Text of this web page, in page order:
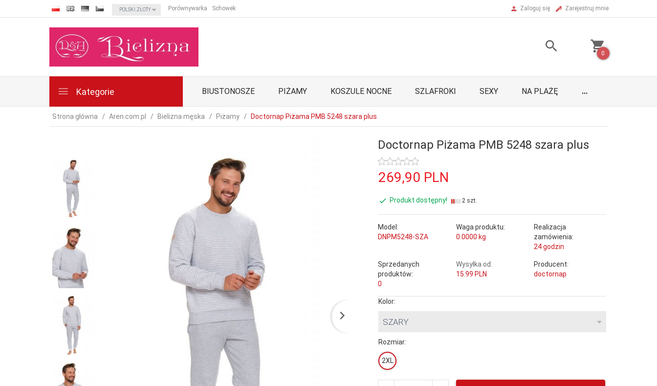
currency_h
POLSKI ZŁOTY Porównywarka Schowek Zaloguj się Zarejestruj mnie
0
Kategorie BIUSTONOSZE PIŻAMY KOSZULE NOCNE SZLAFROKI SEXY NA PLAŻĘ ...
Strona główna Aren.com.pl Bielizna męska Piżamy Doctornap Piżama PMB 5248 szara plus
Doctornap Piżama PMB 5248 szara plus
269,90 PLN
Produkt dostępny! 2 szt.
Model:
DNPM5248-SZA
Waga produktu:
0.0000 kg
Realizacja
zamówienia:
24 godzin
Sprzedanych
produktów:
0
Wysyłka od:
15.99 PLN
Producent:
doctornap
Kolor:
SZARY
Rozmiar:
2XL